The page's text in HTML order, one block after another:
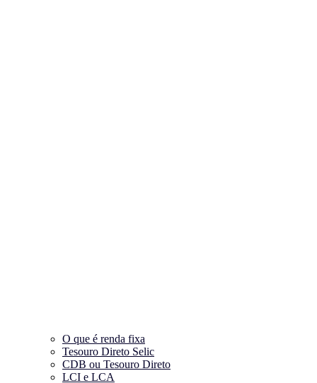
O que é renda fixa
Tesouro Direto Selic
CDB ou Tesouro Direto
LCI e LCA